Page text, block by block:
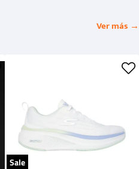
Ver más →
Sale